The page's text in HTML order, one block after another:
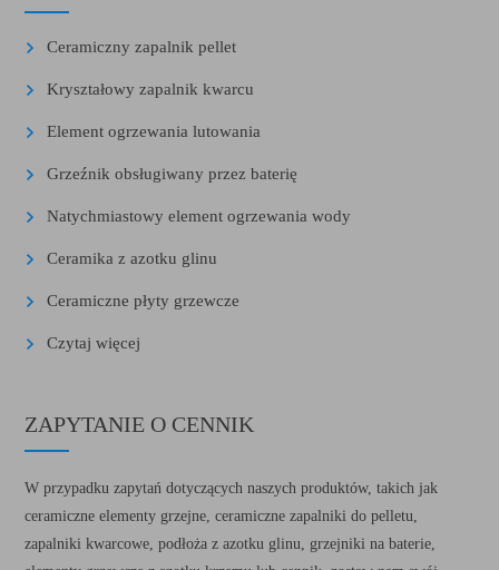
Ceramiczny zapalnik pellet
Kryształowy zapalnik kwarcu
Element ogrzewania lutowania
Grzeźnik obsługiwany przez baterię
Natychmiastowy element ogrzewania wody
Ceramika z azotku glinu
Ceramiczne płyty grzewcze
Czytaj więcej
ZAPYTANIE O CENNIK
W przypadku zapytań dotyczących naszych produktów, takich jak
ceramiczne elementy grzejne, ceramiczne zapalniki do pelletu,
zapalniki kwarcowe, podłoża z azotku glinu, grzejniki na baterie,